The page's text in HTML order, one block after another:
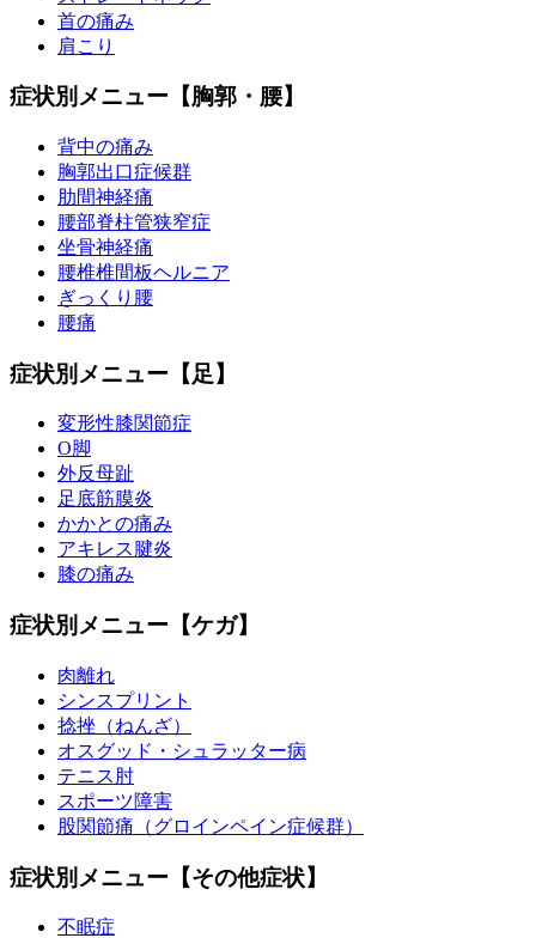
首の痛み
肩こり
症状別メニュー【胸郭・腰】
背中の痛み
胸郭出口症候群
肋間神経痛
腰部脊柱管狭窄症
坐骨神経痛
腰椎椎間板ヘルニア
ぎっくり腰
腰痛
症状別メニュー【足】
変形性膝関節症
O脚
外反母趾
足底筋膜炎
かかとの痛み
アキレス腱炎
膝の痛み
症状別メニュー【ケガ】
肉離れ
シンスプリント
捻挫（ねんざ）
オスグッド・シュラッター病
テニス肘
スポーツ障害
股関節痛（グロインペイン症候群）
症状別メニュー【その他症状】
不眠症